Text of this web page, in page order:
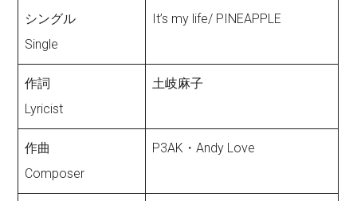
シングル
Single
It’s my life/ PINEAPPLE
作詞
Lyricist
土岐麻子
作曲
Composer
P3AK・Andy Love